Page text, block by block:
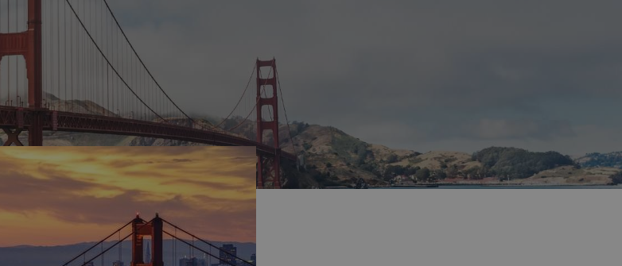
a nejfotogeničtější visutý most na světě je Golden Gate Bridge v